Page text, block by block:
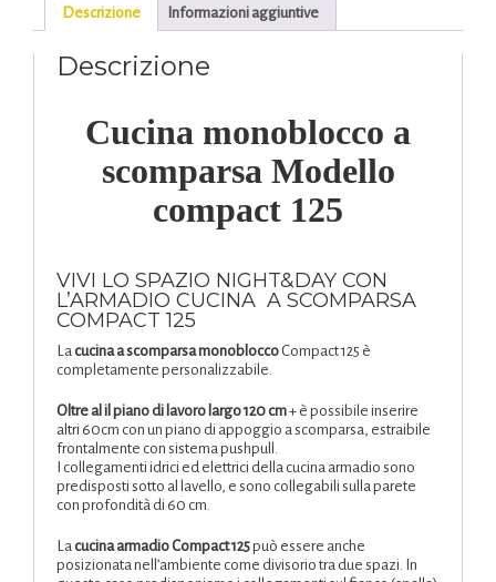
Descrizione Informazioni aggiuntive
Descrizione
Cucina monoblocco a
scomparsa Modello
compact 125
VIVI LO SPAZIO NIGHT&DAY CON
L’ARMADIO CUCINA A SCOMPARSA
COMPACT 125
La cucina a scomparsa monoblocco Compact 125 è
completamente personalizzabile.
Oltre al il piano di lavoro largo 120 cm+ è possibile inserire
altri 60cm con un piano di appoggio a scomparsa, estraibile
frontalmente con sistema pushpull.
I collegamenti idrici ed elettrici della cucina armadio sono
predisposti sotto al lavello, e sono collegabili sulla parete
con profondità di 60 cm.
La cucina armadio Compact 125può essere anche
posizionata nell’ambiente come divisorio tra due spazi. In